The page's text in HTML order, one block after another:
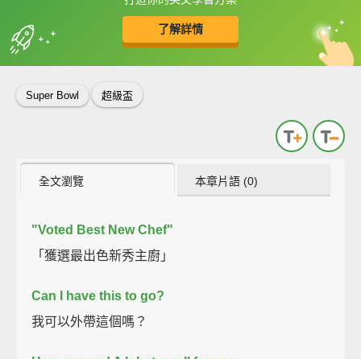
了解詳情
收錄佳句 中
英
Super Bowl 超級盃
全文瀏覽 本章片語 (0)
"Voted Best New Chef"
「獲選最出色新秀主廚」
Can I have this to go?
我可以外帶這個嗎？